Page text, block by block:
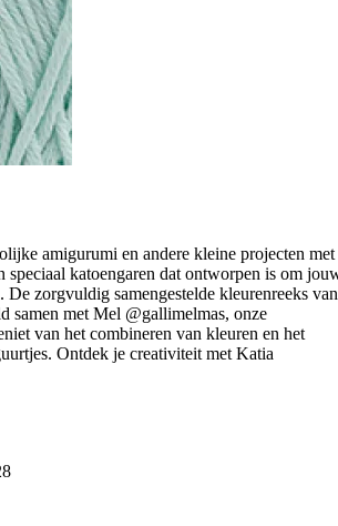
amigurumi en andere kleine projecten met
speciaal katoengaren dat ontworpen is om
De zorgvuldig samengestelde kleurenreeks van
samen met Mel @gallimelmas, onze
van het combineren van kleuren en het
Ontdek je creativiteit met Katia